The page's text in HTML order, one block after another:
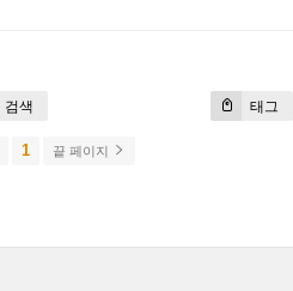
태그
검색
1 끝 페이지